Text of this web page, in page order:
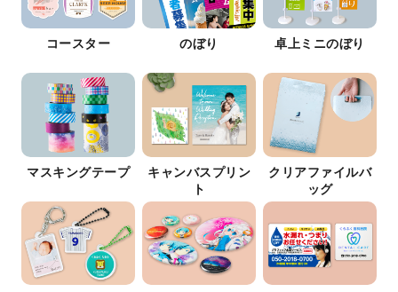
コースター のぼり 卓上ミニのぼり
マスキングテープ
キャンバスプリン
ト
クリアファイルバ
ッグ